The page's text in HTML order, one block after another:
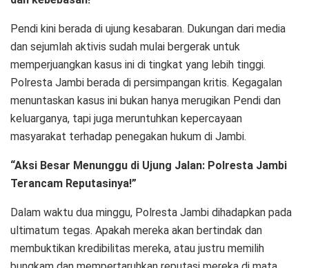
Pendi kini berada di ujung kesabaran. Dukungan dari media
dan sejumlah aktivis sudah mulai bergerak untuk
memperjuangkan kasus ini di tingkat yang lebih tinggi.
Polresta Jambi berada di persimpangan kritis. Kegagalan
menuntaskan kasus ini bukan hanya merugikan Pendi dan
keluarganya, tapi juga meruntuhkan kepercayaan
masyarakat terhadap penegakan hukum di Jambi.
“Aksi Besar Menunggu di Ujung Jalan: Polresta Jambi
Terancam Reputasinya!”
Dalam waktu dua minggu, Polresta Jambi dihadapkan pada
ultimatum tegas. Apakah mereka akan bertindak dan
membuktikan kredibilitas mereka, atau justru memilih